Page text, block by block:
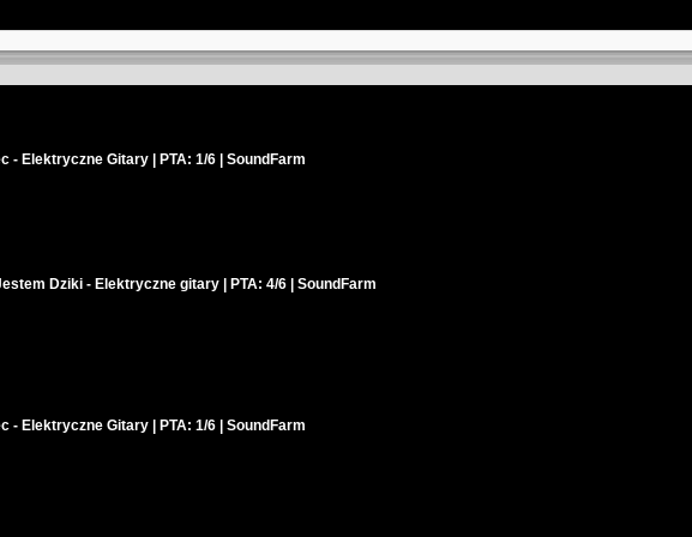
- Elektryczne Gitary | PTA: 1/6 | SoundFarm
Dziki - Elektryczne gitary | PTA: 4/6 | SoundFarm
- Elektryczne Gitary | PTA: 1/6 | SoundFarm